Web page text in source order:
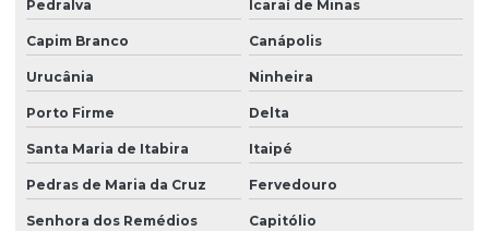
Pedralva Icaraí de Minas
Capim Branco Canápolis
Urucânia Ninheira
Porto Firme Delta
Santa Maria de Itabira Itaipé
Pedras de Maria da Cruz Fervedouro
Senhora dos Remédios Capitólio